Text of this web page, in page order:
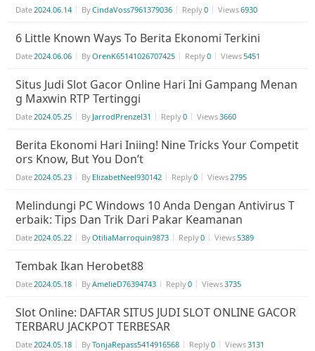
Date2024.06.14 ByCindaVoss7961379036 Reply0 Views6930
6 Little Known Ways To Berita Ekonomi Terkini
Date2024.06.06 ByOrenK65141026707425 Reply0 Views5451
Situs Judi Slot Gacor Online Hari Ini Gampang Menan
g Maxwin RTP Tertinggi
Date2024.05.25 By JarrodPrenzel31 Reply0 Views3660
Berita Ekonomi Hari Iniing! Nine Tricks Your Competit
ors Know, But You Don’t
Date2024.05.23 By ElizabetNeel930142 Reply0 Views2795
Melindungi PC Windows 10 Anda Dengan Antivirus T
erbaik: Tips Dan Trik Dari Pakar Keamanan
Date2024.05.22 ByOtiliaMarroquin9873 Reply0 Views5389
Tembak Ikan Herobet88
Date2024.05.18 ByAmelieD76394743 Reply0 Views3735
Slot Online: DAFTAR SITUS JUDI SLOT ONLINE GACOR
TERBARU JACKPOT TERBESAR
Date2024.05.18 ByTonjaRepass5414916568 Reply0 Views3131